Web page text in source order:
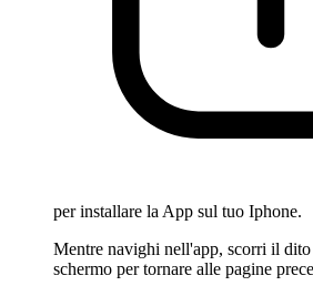
per installare la App sul tuo Iphone.
Mentre navighi nell'app, scorri il dito
schermo per tornare alle pagine